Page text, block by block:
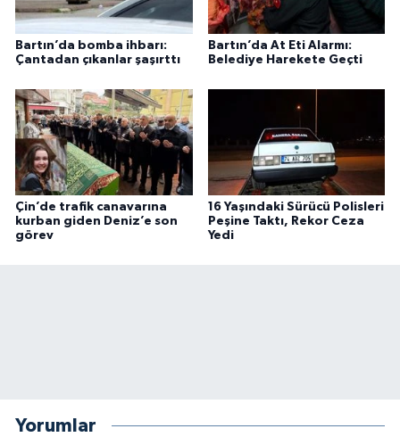
Bartın’da bomba ihbarı:
Çantadan çıkanlar şaşırttı
Bartın’da At Eti Alarmı:
Belediye Harekete Geçti
Çin’de trafik canavarına
kurban giden Deniz’e son
görev
16 Yaşındaki Sürücü Polisleri
Peşine Taktı, Rekor Ceza
Yedi
Yorumlar